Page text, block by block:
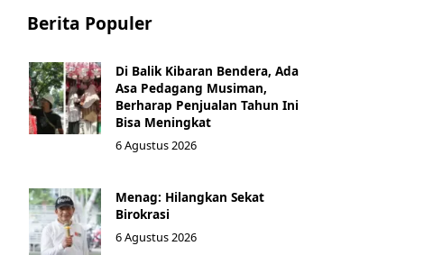
Berita Populer
Di Balik Kibaran Bendera, Ada
Asa Pedagang Musiman,
Berharap Penjualan Tahun Ini
Bisa Meningkat
6 Agustus 2026
Menag: Hilangkan Sekat
Birokrasi
6 Agustus 2026